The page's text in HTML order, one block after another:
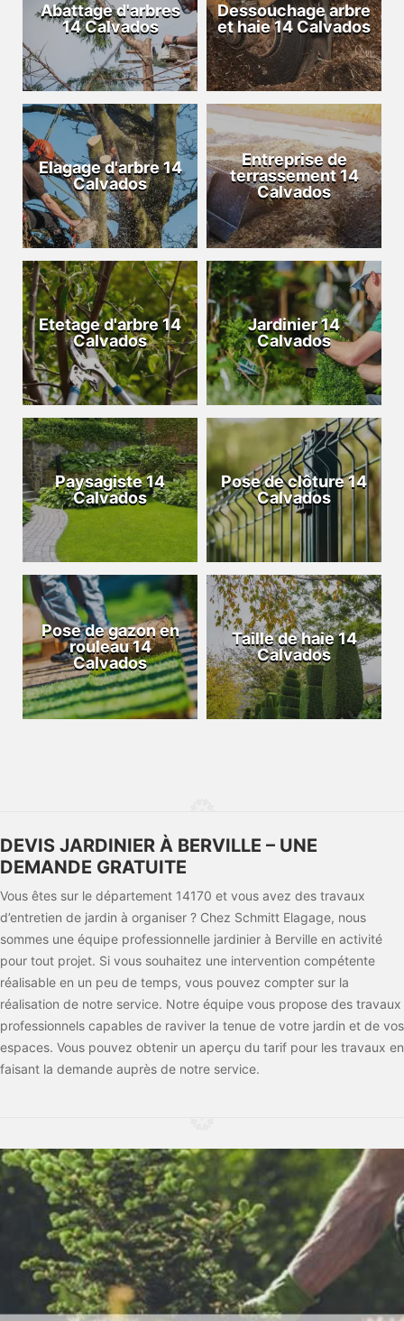
Abattage d'arbres
14 Calvados
Dessouchage arbre
et haie 14 Calvados
Elagage d'arbre 14
Calvados
Entreprise de
terrassement 14
Calvados
Etetage d'arbre 14
Calvados
Jardinier 14
Calvados
Paysagiste 14
Calvados
Pose de clôture 14
Calvados
Pose de gazon en
rouleau 14
Calvados
Taille de haie 14
Calvados
DEVIS JARDINIER À BERVILLE – UNE
DEMANDE GRATUITE
Vous êtes sur le département 14170 et vous avez des travaux
d’entretien de jardin à organiser ? Chez Schmitt Elagage, nous
sommes une équipe professionnelle jardinier à Berville en activité
pour tout projet. Si vous souhaitez une intervention compétente
réalisable en un peu de temps, vous pouvez compter sur la
réalisation de notre service. Notre équipe vous propose des travaux
professionnels capables de raviver la tenue de votre jardin et de vos
espaces. Vous pouvez obtenir un aperçu du tarif pour les travaux en
faisant la demande auprès de notre service.